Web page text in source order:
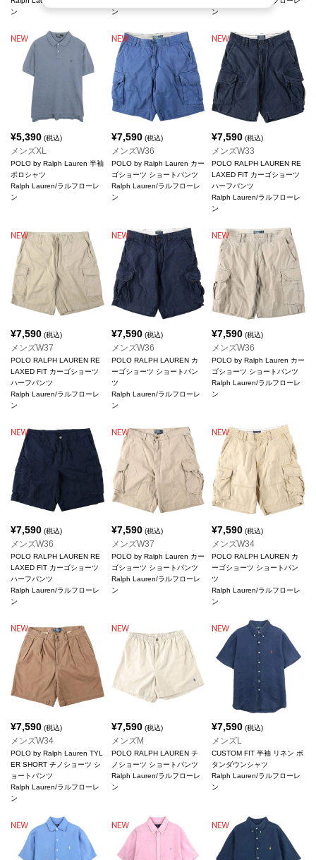
ン
ン
ン
¥5,390 (税込)
メンズXL
POLO by Ralph Lauren 半袖
ポロシャツ
Ralph Lauren/ラルフローレ
ン
¥7,590(税込)
メンズW36
POLO by Ralph Lauren カー
ゴショーツ ショートパンツ
Ralph Lauren/ラルフローレ
ン
¥7,590 (税込)
メンズW33
POLO RALPH LAUREN RE
LAXED FIT カーゴショーツ
ハーフパンツ
Ralph Lauren/ラルフローレ
ン
¥7,590 (税込)
メンズW37
POLO RALPH LAUREN RE
LAXED FIT カーゴショーツ
ハーフパンツ
Ralph Lauren/ラルフローレ
ン
¥7,590(税込)
メンズW36
POLO RALPH LAUREN カ
ーゴショーツ ショートパン
ツ
Ralph Lauren/ラルフローレ
ン
¥7,590 (税込)
メンズW36
POLO by Ralph Lauren カー
ゴショーツ ショートパンツ
Ralph Lauren/ラルフローレ
ン
¥7,590 (税込)
メンズW36
POLO RALPH LAUREN RE
LAXED FIT カーゴショーツ
ハーフパンツ
Ralph Lauren/ラルフローレ
ン
¥7,590(税込)
メンズW37
POLO by Ralph Lauren カー
ゴショーツ ショートパンツ
Ralph Lauren/ラルフローレ
ン
¥7,590 (税込)
メンズW34
POLO RALPH LAUREN カ
ーゴショーツ ショートパン
ツ
Ralph Lauren/ラルフローレ
ン
¥7,590 (税込)
メンズW34
POLO by Ralph Lauren TYL
ER SHORT チノショーツ シ
ョートパンツ
Ralph Lauren/ラルフローレ
ン
¥7,590(税込)
メンズM
POLO RALPH LAUREN チ
ノショーツ ショートパンツ
Ralph Lauren/ラルフローレ
ン
¥7,590 (税込)
メンズL
CUSTOM FIT 半袖 リネン ボ
タンダウンシャツ
Ralph Lauren/ラルフローレ
ン